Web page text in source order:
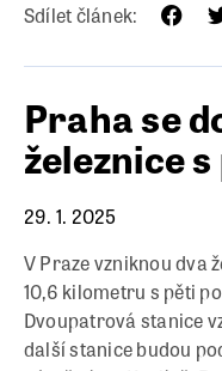
Sdílet článek:
Praha se
železnice
29. 1. 2025
V Praze vzniknou dva
10,6 kilometru s pěti
Dvoupatrová stanice
další stanice budou